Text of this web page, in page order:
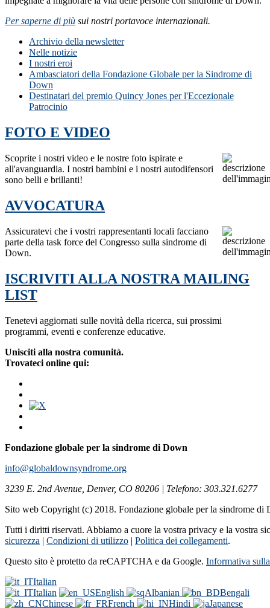
Per saperne di più sui nostri portavoce internazionali.
Archivio della newsletter
Nelle notizie
I nostri eroi
Ambasciatori della Fondazione Globale per la Sindrome di
Down
Destinatari del premio Quincy Jones per l'Eccezionale
Patrocinio
FOTO E VIDEO
Scoprite i nostri video e le nostre foto ispirate e
all'avanguardia. I nostri bambini e i nostri autodifensori
sono belli e brillanti!
AVVOCATURA
Assicuratevi che i vostri rappresentanti locali facciano
parte della task force del Congresso sulla sindrome di
Down.
ISCRIVITI ALLA NOSTRA MAILING
LIST
Tenetevi aggiornati sulle novità della ricerca, sui prossimi
programmi, eventi e conferenze educative.
Unisciti alla nostra comunità.
Trovateci online qui:
Fondazione globale per la sindrome di Down
info@globaldownsyndrome.org
3239 E. 2nd Avenue, Denver, CO 80206 | Telefono: 303.321.6277
Sito web Copyright (c) 2018. Fondazione globale per la sindrome
Tutti i diritti riservati. Abbiamo a cuore la vostra privacy e la vostra
sicurezza | Condizioni di utilizzo | Politica dei collegamenti.
Questo sito è protetto da reCAPTCHA e da Google. Informativa
Italian
Italian
English Albanian
Bengali
Chinese
French Hindi
Japanese